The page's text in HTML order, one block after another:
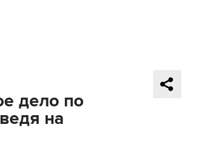
дело по
на